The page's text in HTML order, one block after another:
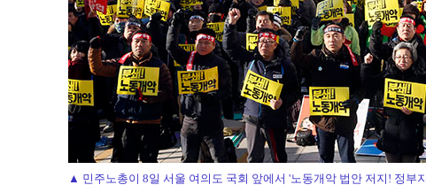
▲ 민주노총이 8일 서울 여의도 국회 앞에서 '노동개악 법안 저지! 정부